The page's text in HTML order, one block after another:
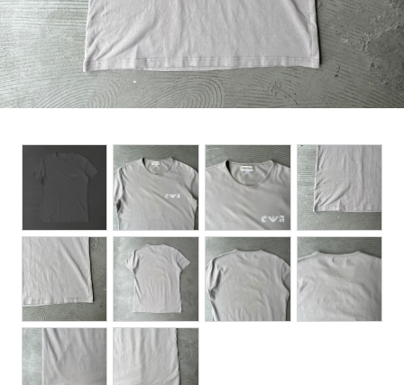
OUTER WEAR
BOTTOMS
DESIGNERS ARCHIVES